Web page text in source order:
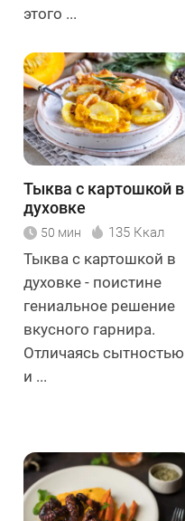
этого ...
Тыква с картошкой в
духовке
50 мин 135 Ккал
Тыква с картошкой в
духовке - поистине
гениальное решение
вкусного гарнира.
Отличаясь сытностью
и ...